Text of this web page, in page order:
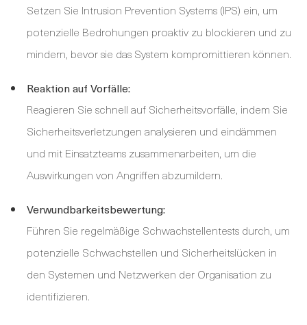
Setzen Sie Intrusion Prevention Systems (IPS) ein, um
potenzielle Bedrohungen proaktiv zu blockieren und zu
mindern, bevor sie das System kompromittieren können.
Reaktion auf Vorfälle:
Reagieren Sie schnell auf Sicherheitsvorfälle, indem Sie
Sicherheitsverletzungen analysieren und eindämmen
und mit Einsatzteams zusammenarbeiten, um die
Auswirkungen von Angriffen abzumildern.
Verwundbarkeitsbewertung:
Führen Sie regelmäßige Schwachstellentests durch, um
potenzielle Schwachstellen und Sicherheitslücken in
den Systemen und Netzwerken der Organisation zu
identifizieren.